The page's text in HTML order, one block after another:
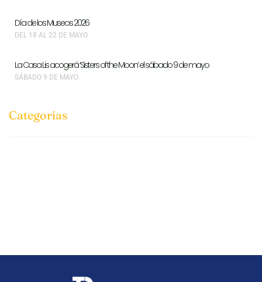
Día de los Museos 2026
DEL 18 AL 22 DE MAYO
La Casa Lis acogerá ‘Sisters of the Moon’ el sábado 9 de mayo
SÁBADO 9 DE MAYO
Categorias